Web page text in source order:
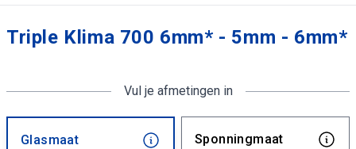
Triple Klima 700 6mm* - 5mm - 6mm*
Vul je afmetingen in
Glasmaat Sponningmaat